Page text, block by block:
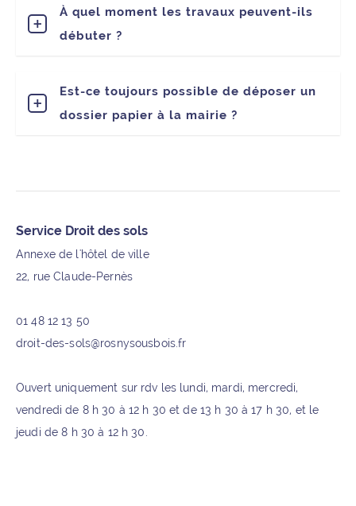
À quel moment les travaux peuvent-ils
débuter ?
Est-ce toujours possible de déposer un
dossier papier à la mairie ?
Informations supplémentaires
Service Droit des sols
Annexe de l'hôtel de ville
22, rue Claude-Pernès
01 48 12 13 50
droit-des-sols@rosnysousbois.fr
Ouvert uniquement sur rdv les lundi, mardi, mercredi,
vendredi de 8 h 30 à 12 h 30 et de 13 h 30 à 17 h 30, et le
jeudi de 8 h 30 à 12 h 30.